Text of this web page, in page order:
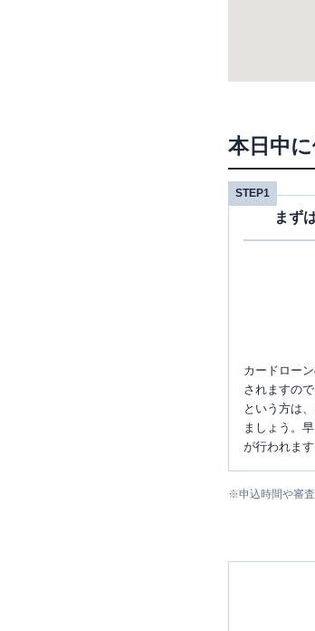
本日中
STEP1
まず
カードロー
されますの
という方は
ましょう。
が行われます
※申込時間や審